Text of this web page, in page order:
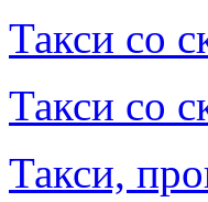
Такси со
Такси со
Такси,